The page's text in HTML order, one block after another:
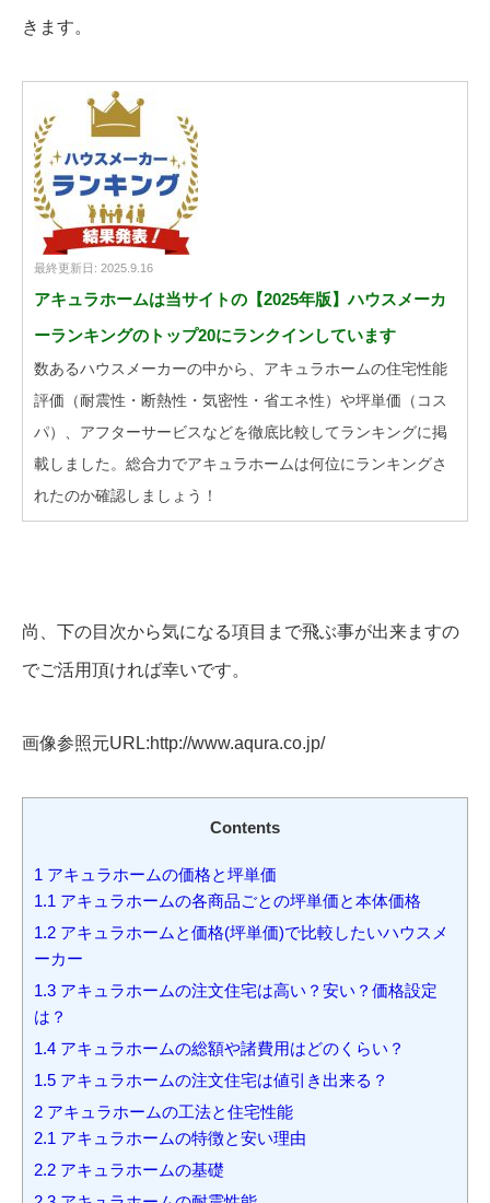
きます。
最終更新日: 2025.9.16
アキュラホームは当サイトの【2025年版】ハウスメーカ
ーランキングのトップ20にランクインしています
数あるハウスメーカーの中から、アキュラホームの住宅性能
評価（耐震性・断熱性・気密性・省エネ性）や坪単価（コス
パ）、アフターサービスなどを徹底比較してランキングに掲
載しました。総合力でアキュラホームは何位にランキングさ
れたのか確認しましょう！
尚、下の目次から気になる項目まで飛ぶ事が出来ますの
でご活用頂ければ幸いです。
画像参照元URL:http://www.aqura.co.jp/
Contents
1 アキュラホームの価格と坪単価
1.1 アキュラホームの各商品ごとの坪単価と本体価格
1.2 アキュラホームと価格(坪単価)で比較したいハウスメ
ーカー
1.3 アキュラホームの注文住宅は高い？安い？価格設定
は？
1.4 アキュラホームの総額や諸費用はどのくらい？
1.5 アキュラホームの注文住宅は値引き出来る？
2 アキュラホームの工法と住宅性能
2.1 アキュラホームの特徴と安い理由
2.2 アキュラホームの基礎